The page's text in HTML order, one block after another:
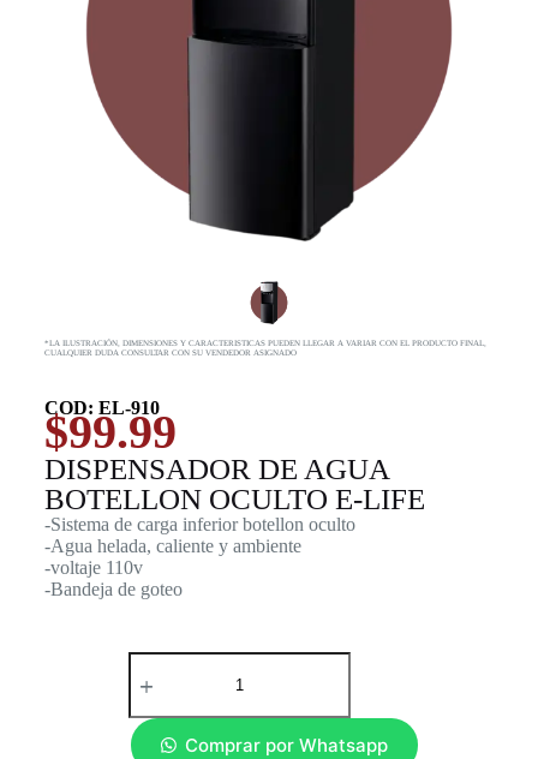
*LA ILUSTRACIÓN, DIMENSIONES Y CARACTERISTICAS PUEDEN LLEGAR A VARIAR CON EL PRODUCTO FINAL,
CUALQUIER DUDA CONSULTAR CON SU VENDEDOR ASIGNADO
COD: EL-910
$99.99
DISPENSADOR DE AGUA
BOTELLON OCULTO E-LIFE
-Sistema de carga inferior botellon oculto
-Agua helada, caliente y ambiente
-voltaje 110v
-Bandeja de goteo
Comprar por Whatsapp